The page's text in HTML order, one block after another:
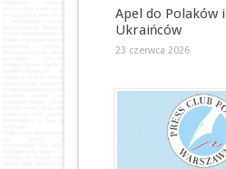
Apel do Polaków i
Ukraińców
23 czerwca 2026